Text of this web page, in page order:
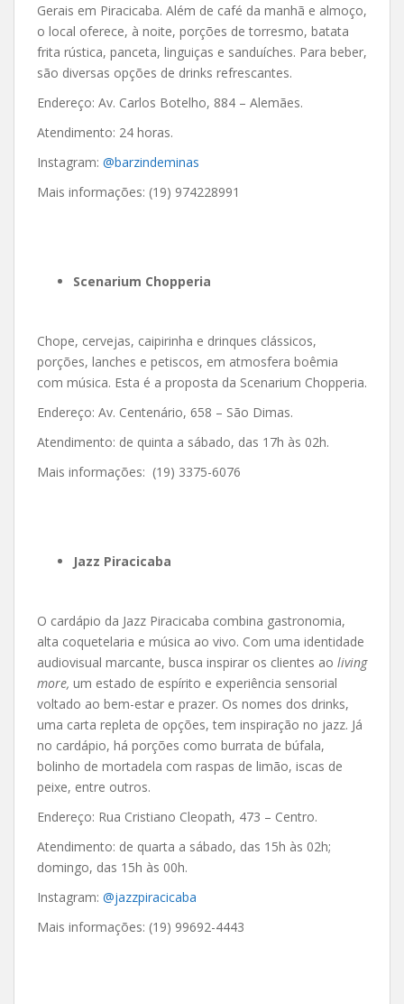
Gerais em Piracicaba. Além de café da manhã e almoço,
o local oferece, à noite, porções de torresmo, batata
frita rústica, panceta, linguiças e sanduíches. Para beber,
são diversas opções de drinks refrescantes.
Endereço: Av. Carlos Botelho, 884 – Alemães.
Atendimento: 24 horas.
Instagram: @barzindeminas
Mais informações: (19) 974228991
Scenarium Chopperia
Chope, cervejas, caipirinha e drinques clássicos,
porções, lanches e petiscos, em atmosfera boêmia
com música. Esta é a proposta da Scenarium Chopperia.
Endereço: Av. Centenário, 658 – São Dimas.
Atendimento: de quinta a sábado, das 17h às 02h.
Mais informações: (19) 3375-6076
Jazz Piracicaba
O cardápio da Jazz Piracicaba combina gastronomia,
alta coquetelaria e música ao vivo. Com uma identidade
audiovisual marcante, busca inspirar os clientes ao living
more, um estado de espírito e experiência sensorial
voltado ao bem-estar e prazer. Os nomes dos drinks,
uma carta repleta de opções, tem inspiração no jazz. Já
no cardápio, há porções como burrata de búfala,
bolinho de mortadela com raspas de limão, iscas de
peixe, entre outros.
Endereço: Rua Cristiano Cleopath, 473 – Centro.
Atendimento: de quarta a sábado, das 15h às 02h;
domingo, das 15h às 00h.
Instagram: @jazzpiracicaba
Mais informações: (19) 99692-4443